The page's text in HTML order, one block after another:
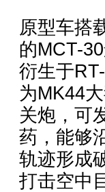
原型车搭
的MCT-
衍生于
为MK44
关炮，可
药，能够
轨迹形成
打击空中